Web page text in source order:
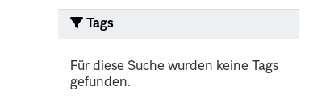
Tags
Für diese Suche wurden keine Tags
gefunden.